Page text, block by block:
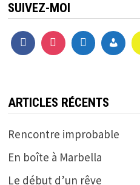
SUIVEZ-MOI
ARTICLES RÉCENTS
Rencontre improbable
En boîte à Marbella
Le début d’un rêve